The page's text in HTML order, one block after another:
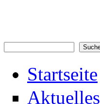
Startseite
Aktuelles